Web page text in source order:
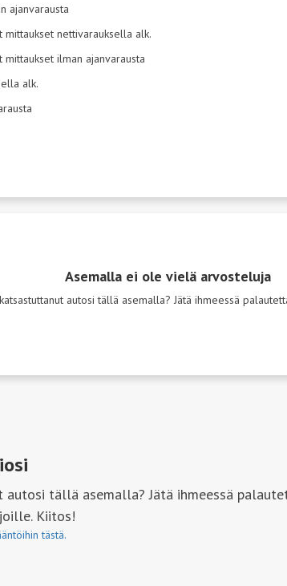
ajanvarausta
mittaukset nettivarauksella alk.
mittaukset ilman ajanvarausta
alk.
Asemalla ei ole vielä arvosteluja
autosi tällä asemalla? Jätä ihmeessä
tällä asemalla? Jätä ihmeessä
Kiitos!
tästä.